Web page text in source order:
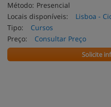
Método: Presencial
Locais disponíveis:
Lisboa -
Tipo:
Cursos
Preço:
Consultar Preço
Solicite